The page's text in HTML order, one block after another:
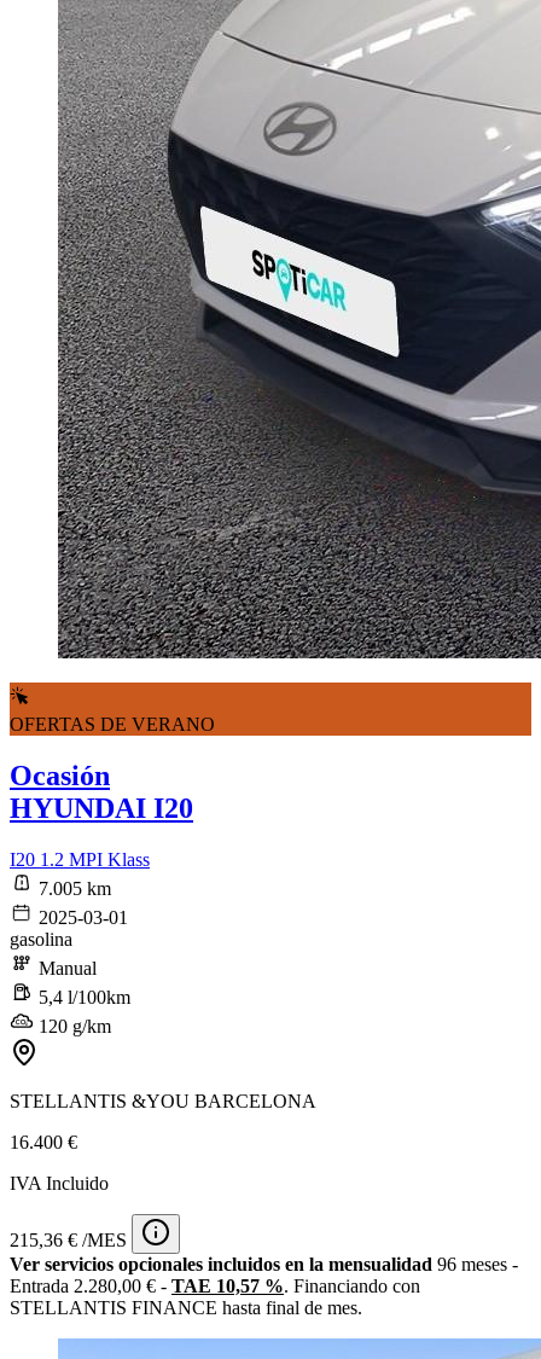
OFERTAS DE VERANO
Ocasión
HYUNDAI I20
I20 1.2 MPI Klass
7.005 km
2025-03-01
gasolina
Manual
5,4 l/100km
120 g/km
STELLANTIS &YOU BARCELONA
16.400 €
IVA Incluido
215,36 € /MES
Ver servicios opcionales incluidos en la mensualidad 96 meses -
Entrada 2.280,00 € - TAE 10,57 %. Financiando con
STELLANTIS FINANCE hasta final de mes.